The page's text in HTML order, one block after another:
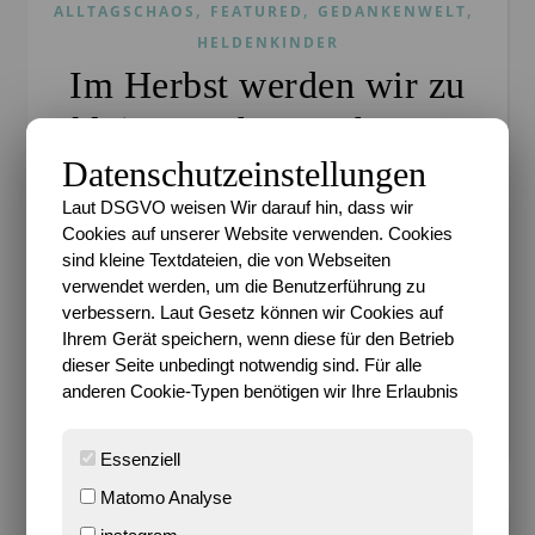
ALLTAGSCHAOS , FEATURED , GEDANKENWELT,
HELDENKINDER
Im Herbst werden wir zu
kleinen Schatzsuchern…
Sari / 29. Oktober 2015 / 4 Kommentare
Dass ich den Herbst liebe, das ist, so glaube ich,
schon lange kein Geheimnis mehr, oder? Genau
genommen denke ich, dass es vielen Menschen so
geht wie mir, dass sie sich irgendwie nochmal…
WEITERLESEN
Datenschutzeinstellungen
Laut DSGVO weisen Wir darauf hin, dass wir
Cookies auf unserer Website verwenden. Cookies
sind kleine Textdateien, die von Webseiten
verwendet werden, um die Benutzerführung zu
verbessern. Laut Gesetz können wir Cookies auf
Ihrem Gerät speichern, wenn diese für den Betrieb
dieser Seite unbedingt notwendig sind. Für alle
anderen Cookie-Typen benötigen wir Ihre Erlaubnis
Essenziell
Matomo Analyse